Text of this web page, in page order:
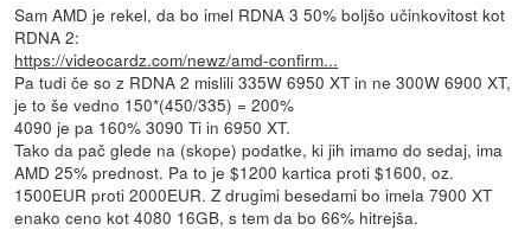
Sam AMD je rekel, da bo imel RDNA 3 50% boljšo učinkovitost kot
RDNA 2:
https://videocardz.com/newz/amd-confirm...
Pa tudi če so z RDNA 2 mislili 335W 6950 XT in ne 300W 6900 XT,
je to še vedno 150*(450/335) = 200%
4090 je pa 160% 3090 Ti in 6950 XT.
Tako da pač glede na (skope) podatke, ki jih imamo do sedaj, ima
AMD 25% prednost. Pa to je $1200 kartica proti $1600, oz.
1500EUR proti 2000EUR. Z drugimi besedami bo imela 7900 XT
enako ceno kot 4080 16GB, s tem da bo 66% hitrejša.